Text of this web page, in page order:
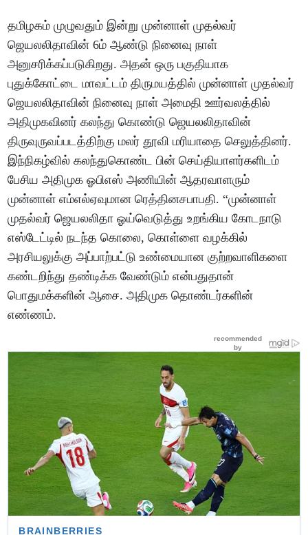
தமிழகம் முழுவதும் இன்று முன்னாள் முதல்வர்
ஜெயலலிதாவின் 6ம் ஆண்டு நினைவு நாள்
அனுசரிக்கப்படுகிறது. அதன் ஒரு பகுதியாக
புதுக்கோட்டை மாவட்டம் திருமயத்தில் முன்னாள் முதல்வர்
ஜெயலலிதாவின் நினைவு நாள் அமைதி ஊர்வலத்தில்
அதிமுகவினர் கலந்து கொண்டு ஜெயலலிதாவின்
திருவுருவப்படத்திற்கு மலர் தூவி மரியாதை செலுத்தினர்.
இந்நிகழ்வில் கலந்துகொண்ட பின் செய்தியாளர்களிடம்
பேசிய அதிமுக ஓபிஎஸ் அணியின் ஆதரவாளரும்
முன்னாள் எம்எல்ஏவுமான ரெத்தினசபாபதி. “முன்னாள்
முதல்வர் ஜெயலலிதா ஓய்வெடுத்து உறங்கிய கோடநாடு
எஸ்டேட்டில் நடந்த கொலை, கொள்ளை வழக்கில்
அரசியலுக்கு அப்பாற்பட்டு உண்மையான குற்றவாளிகளை
கண்டறிந்து தண்டிக்க வேண்டும் என்பதுதான்
பொதுமக்களின் ஆசை. அதிமுக தொண்டர்களின்
எண்ணம்.